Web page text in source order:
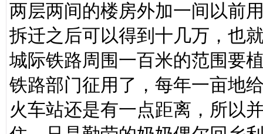
两层两间的楼房外加一间以前
拆迁之后可以得到十几万，也
城际铁路周围一百米的范围要
铁路部门征用了，每年一亩地
火车站还是有一点距离，所以